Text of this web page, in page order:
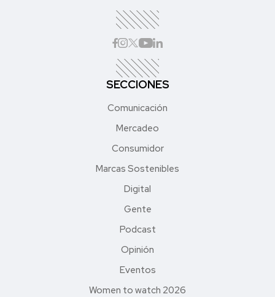
SECCIONES
Comunicación
Mercadeo
Consumidor
Marcas Sostenibles
Digital
Gente
Podcast
Opinión
Eventos
Women to watch 2026